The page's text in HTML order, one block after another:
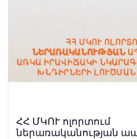
ՀՀ ՄԿՈՒ ոլորտում
ներառականության